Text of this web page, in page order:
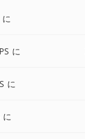
に
に
に
に